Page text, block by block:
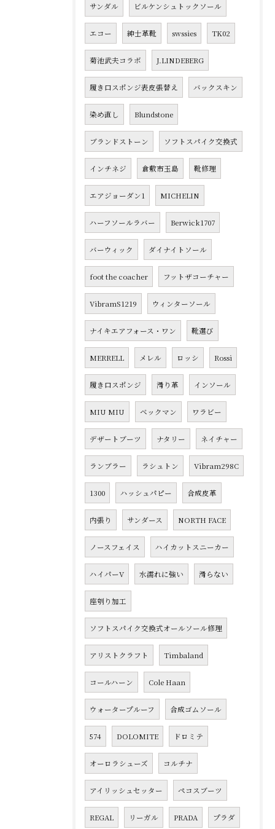
サンダル ビルケンシュトックソール
エコー 紳士革靴 swssies TK02
菊池武夫コラボ J.LINDEBERG
履き口スポンジ表皮張替え バックスキン
染め直し Blundstone
ブランドストーン ソフトスパイク交換式
インチネジ 倉敷市玉島 靴修理
エアジョーダン1 MICHELIN
ハーフソールラバー Berwick1707
バーウィック ダイナイトソール
foot the coacher フットザコーチャー
VibramS1219 ウィンターソール
ナイキエアフォース・ワン 靴選び
MERRELL メレル ロッシ Rossi
履き口スポンジ 滑り革 インソール
MIU MIU ベックマン ワラビー
デザートブーツ ナタリー ネイチャー
ランブラー ラシュトン Vibram298C
1300 ハッシュパピー 合成皮革
内張り サンダース NORTH FACE
ノースフェイス ハイカットスニーカー
ハイパーV 水濡れに強い 滑らない
座刳り加工
ソフトスパイク交換式オールソール修理
アリストクラフト Timbaland
コールハーン Cole Haan
ウォータープルーフ 合成ゴムソール
574 DOLOMITE ドロミテ
オーロラシューズ コルチナ
アイリッシュセッター ペコスブーツ
REGAL リーガル PRADA プラダ